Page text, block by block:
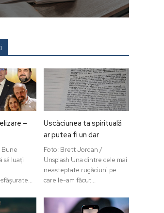
–
Bune
să luați
Uscăciunea ta spirituală
ar putea fi un dar
Foto: Brett Jordan /
Unsplash Una dintre cele mai
neașteptate rugăciuni pe
care le-am făcut...